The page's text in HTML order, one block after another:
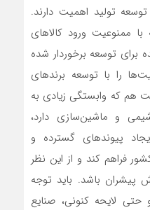
تولید اهمیت دارند.
ممنوعیت ورود کالاهای
برای توسعه برخوردار شده
را با توسعه برندهای
هم که وابستگی زیادی به
و ماشین‌سازی دارد،
پیوندهای گسترده و
فراهم کند و از این نظر
پیشران باشد. باید توجه
لایحه کنونی، صنایع